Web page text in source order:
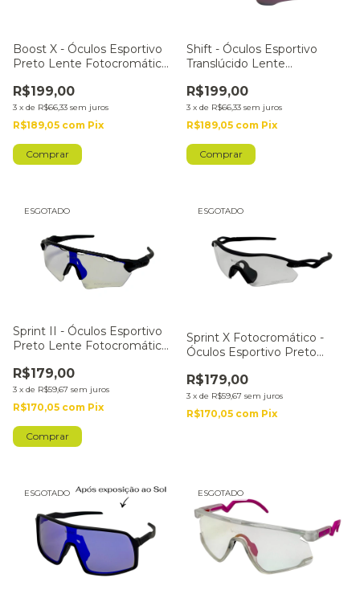
Boost X - Óculos Esportivo
Preto Lente Fotocromática
R$199,00
3 x de R$66,33 sem juros
R$189,05 com Pix
Shift - Óculos Esportivo
Translúcido Lente
R$199,00
3 x de R$66,33 sem juros
R$189,05 com Pix
ESGOTADO
Sprint II - Óculos Esportivo
Preto Lente Fotocromática
R$179,00
3 x de R$59,67 sem juros
R$170,05 com Pix
ESGOTADO
Sprint X Fotocromático -
Óculos Esportivo Preto
R$179,00
3 x de R$59,67 sem juros
R$170,05 com Pix
ESGOTADO ESGOTADO